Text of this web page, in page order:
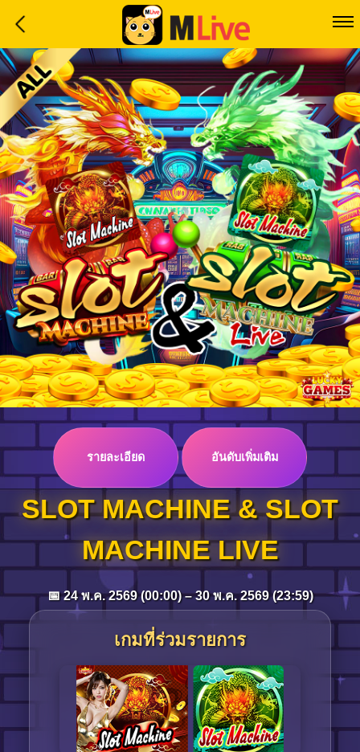
Home
Event
LuckyGame
WinwinCoin
Debit
Mdoll
Help
Support
Language
Log in
Top up
รายละเอียด อันดับเพิ่มเติม
SLOT MACHINE & SLOT
MACHINE LIVE
📅 24 พ.ค. 2569 (00:00) – 30 พ.ค. 2569 (23:59)
เกมที่ร่วมรายการ